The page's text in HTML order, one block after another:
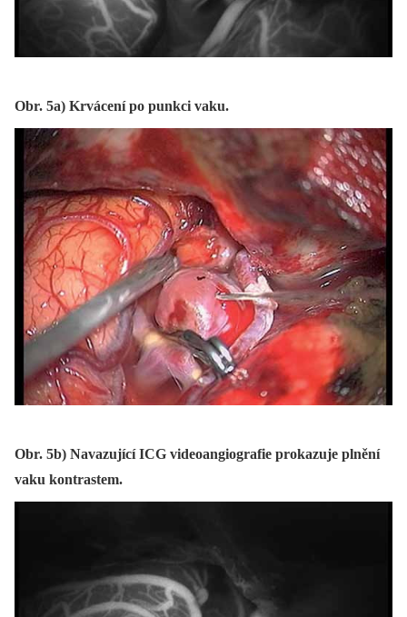
Obr. 5a) Krvácení po punkci vaku.
Obr. 5b) Navazující ICG videoangiografie prokazuje plnění
vaku kontrastem.